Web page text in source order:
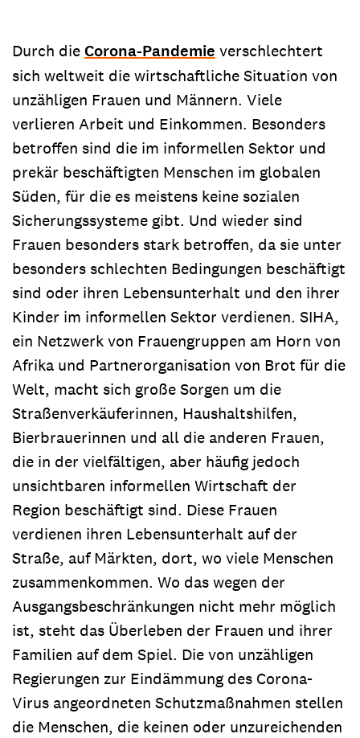
Durch dieCorona-Pandemie verschlechtert
sich weltweit die wirtschaftliche Situation von
unzähligen Frauen und Männern. Viele
verlieren Arbeit und Einkommen. Besonders
betroffen sind die im informellen Sektor und
prekär beschäftigten Menschen im globalen
Süden, für die es meistens keine sozialen
Sicherungssysteme gibt. Und wieder sind
Frauen besonders stark betroffen, da sie unter
besonders schlechten Bedingungen beschäftigt
sind oder ihren Lebensunterhalt und den ihrer
Kinder im informellen Sektor verdienen. SIHA,
ein Netzwerk von Frauengruppen am Horn von
Afrika und Partnerorganisation von Brot für die
Welt, macht sich große Sorgen um die
Straßenverkäuferinnen, Haushaltshilfen,
Bierbrauerinnen und all die anderen Frauen,
die in der vielfältigen, aber häufig jedoch
unsichtbaren informellen Wirtschaft der
Region beschäftigt sind. Diese Frauen
verdienen ihren Lebensunterhalt auf der
Straße, auf Märkten, dort, wo viele Menschen
zusammenkommen. Wo das wegen der
Ausgangsbeschränkungen nicht mehr möglich
ist, steht das Überleben der Frauen und ihrer
Familien auf dem Spiel. Die von unzähligen
Regierungen zur Eindämmung des Corona-
Virus angeordneten Schutzmaßnahmen stellen
die Menschen, die keinen oder unzureichenden